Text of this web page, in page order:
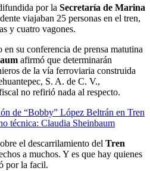
por la Secretaría de Marina
viajaban 25 personas en el tren,
y cuatro vagones.
su conferencia de prensa matutina
afirmó que determinarán
de la vía ferroviaria construida
S. A. de C. V.,
no refirió nada al respecto.
de “Bobby” López Beltrán en Tren
técnica: Claudia Sheinbaum
el descarrilamiento del Tren
a muchos. Y es que hay quienes
por la facil.